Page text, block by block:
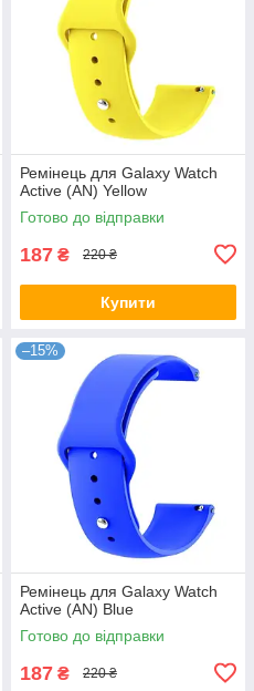
Ремінець для Galaxy Watch
Active (AN) Yellow
Готово до відправки
187 ₴ 220 ₴
Купити
–15%
Ремінець для Galaxy Watch
Active (AN) Blue
Готово до відправки
187 ₴ 220 ₴